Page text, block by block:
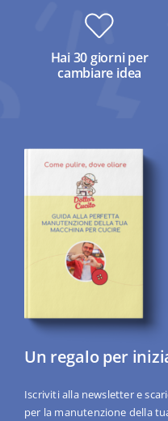
Hai 30 giorni per
cambiare idea
Un regalo per
Iscriviti alla newsletter e
per la manutenzione della